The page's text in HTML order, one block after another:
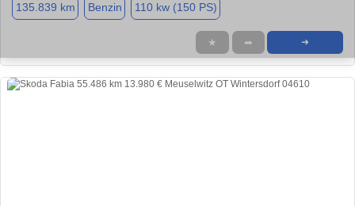
135.839 km Benzin 110 kw (150 PS)
★ ➦ ➜